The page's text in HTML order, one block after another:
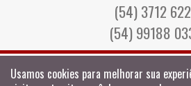
(54) 3712
(54) 99188
Usamos cookies para melhorar sua